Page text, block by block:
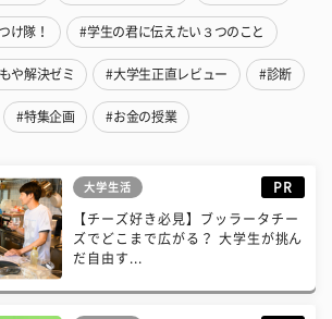
け隊！ #学生の君に伝えたい３つのこと
や解決ゼミ #大学生正直レビュー #診断
#特集企画 #お金の授業
大学生活 PR
【チーズ好き必見】ブッラータチー
ズでどこまで広がる？ 大学生が挑ん
だ自由す...